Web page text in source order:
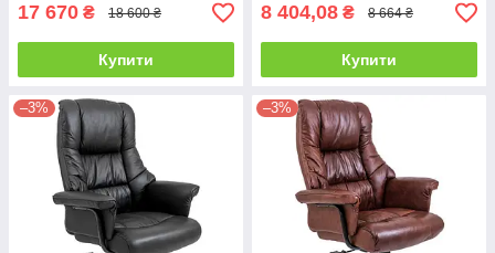
17 670 ₴ 18 600 ₴
Купити
8 404,08 ₴ 8 664 ₴
Купити
–3% –3%